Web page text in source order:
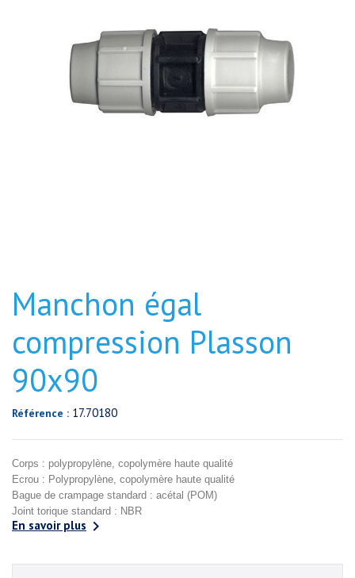
Manchon égal
compression Plasson
90x90
Référence : 17.70180
Corps : polypropylène, copolymère haute qualité
Ecrou : Polypropylène, copolymère haute qualité
Bague de crampage standard : acétal (POM)
Joint torique standard : NBR
En savoir plus 